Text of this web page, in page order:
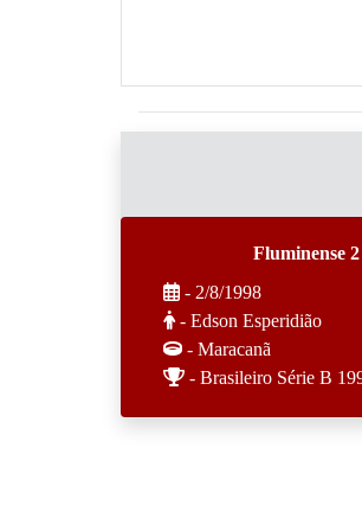
Fluminense
- 2/8/1998
- Edson Esperidião
- Maracanã
- Brasileiro Série B